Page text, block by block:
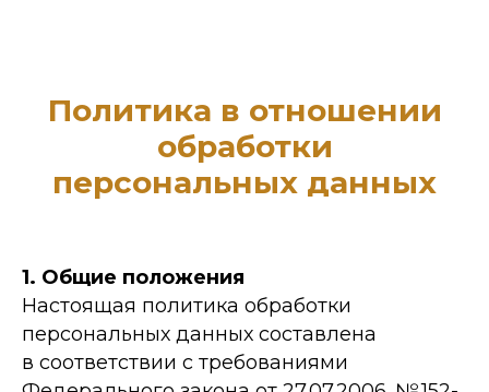
обработки
персональных данных
1. Общие положения
Настоящая политика обработки
персональных данных составлена
в соответствии с требованиями